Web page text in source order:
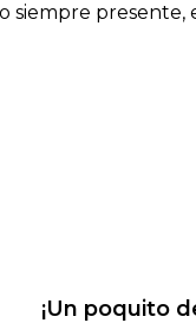
siempre presente,
¡Un poquito